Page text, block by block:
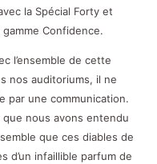
la Spécial Forty et
Confidence.
l’ensemble de cette
nos auditoriums, il ne
par une communication.
nous avons entendu
que ces diables de
d’un infaillible parfum de